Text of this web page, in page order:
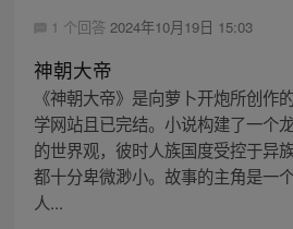
1 个回答 2024年10月19日 15:03
神朝大帝
《神朝大帝》是向萝卜开炮所创作
学网站且已完结。小说构建了一个
的世界观，彼时人族国度受控于异
都十分卑微渺小。故事的主角是一
人...